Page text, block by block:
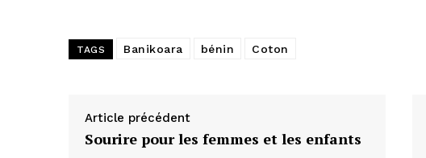
TAGS Banikoara bénin Coton
Article précédent
Sourire pour les femmes et les enfants